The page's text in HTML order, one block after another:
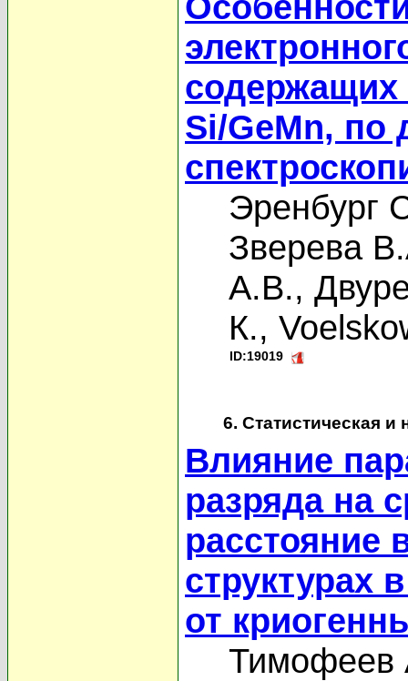
содержащих
Si/GeMn, по
Эренбург
Зверева
А.В.,
К.,
ID:19019
6. Статистическая
Влияние
разряда на
расстояние
структурах
от
Тимофеев